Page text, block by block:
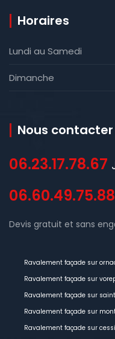
Horaires
Lundi au Samedi
Dimanche
Nous contacter
06.23.17.78.67
06.60.49.75.88
Devis gratuit et sans
Ravalement façade sur
Ravalement façade sur
Ravalement façade sur
Ravalement façade sur
Ravalement façade sur